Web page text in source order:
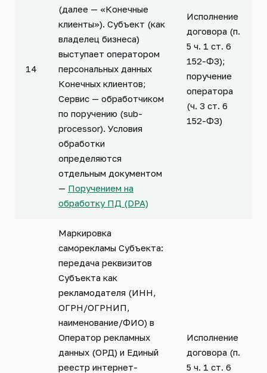
14
(далее — «Конечные
клиенты»). Субъект (как
владелец бизнеса)
выступает оператором
персональных данных
Конечных клиентов;
Сервис — обработчиком
по поручению (sub-
processor). Условия
обработки
определяются
отдельным документом
— Поручением на
обработку ПД (DPA)
Исполнение
договора (п.
5 ч. 1 ст. 6
152-ФЗ);
поручение
оператора
(ч. 3 ст. 6
152-ФЗ)
Маркировка
саморекламы Субъекта:
передача реквизитов
Субъекта как
рекламодателя (ИНН,
ОГРН/ОГРНИП,
наименование/ФИО) в
Оператор рекламных
данных (ОРД) и Единый
реестр интернет-
Исполнение
договора (п.
5 ч. 1 ст. 6